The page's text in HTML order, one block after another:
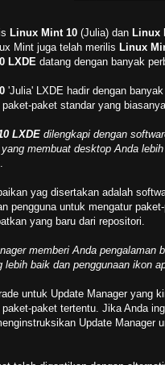
Linux Mint 10 (Julia) dan Linux
Mint juga telah merilis Linux
LXDE datang dengan banyak
'Julia' LXDE hadir dengan
paket standar yang
LXDE dilengkapi dengan
membuat desktop Anda
.
yag disertakan adalah
pengguna untuk mengatur
yang baru dari repositori.
memberi Anda pengalaman
lebih baik dan penggunaan ikon
untuk Update Manager yang
paket tertentu. Jika Anda
Update Manager